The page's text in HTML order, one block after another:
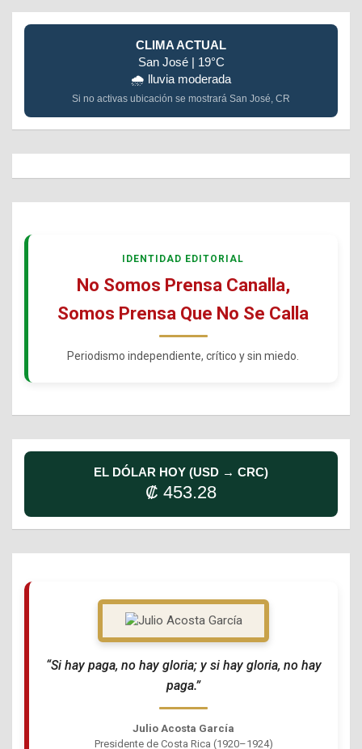
CLIMA ACTUAL
San José | 19°C
🌧️ lluvia moderada
Si no activas ubicación se mostrará San José, CR
IDENTIDAD EDITORIAL
No Somos Prensa Canalla,
Somos Prensa Que No Se Calla
Periodismo independiente, crítico y sin miedo.
EL DÓLAR HOY (USD → CRC)
₡ 453.28
“Si hay paga, no hay gloria; y si hay gloria, no hay
paga.”
Julio Acosta García
Presidente de Costa Rica (1920–1924)